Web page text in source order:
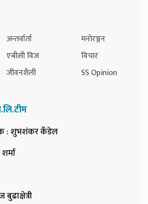
अन्तर्वार्ता
एबीसी विज
जीवनशैली
मनोरञ्जन
विचार
SS Opinion
: शुभशंकर कँडेल